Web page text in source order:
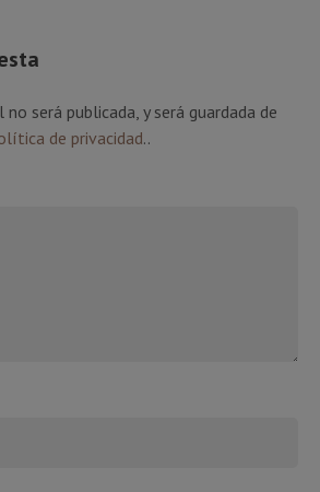
no será publicada, y será guardada de
de privacidad..